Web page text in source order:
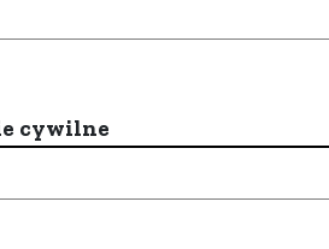
cywilne